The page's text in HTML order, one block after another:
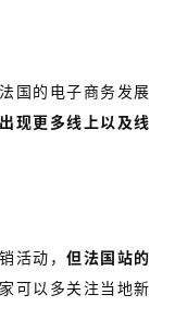
国的电子商务发展
现更多线上以及线
活动，但法国站的
可以多关注当地新